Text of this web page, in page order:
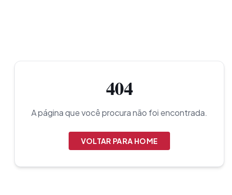
404
A página que você procura não foi encontrada.
VOLTAR PARA HOME